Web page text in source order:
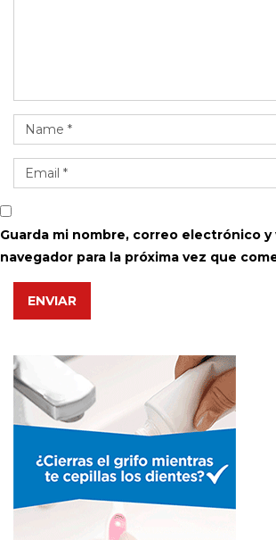
Guarda mi nombre, correo electrónico
navegador para la próxima vez que
ENVIAR